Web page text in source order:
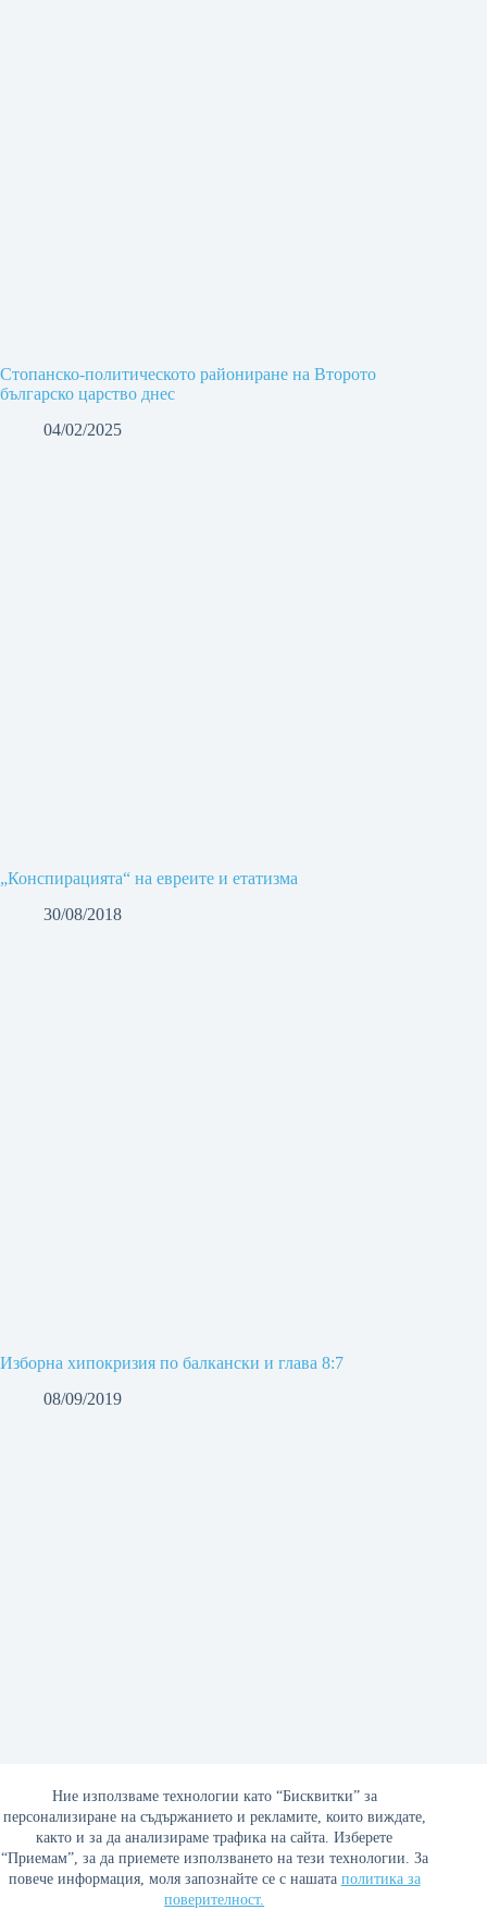
Ние използваме технологии като “Бисквитки” за
персонализиране на съдържанието и рекламите, които виждате,
както и за да анализираме трафика на сайта. Изберете
“Приемам”, за да приемете използването на тези технологии. За
повече информация, моля запознайте се с нашата политика за
поверителност.
Стопанско-политическото райониране на Второто
българско царство днес
04/02/2025
„Конспирацията“ на евреите и етатизма
30/08/2018
Изборна хипокризия по балкански и глава 8:7
08/09/2019
Фидел Кастро и Аугусто Пиночет, 1971 г.
07/09/2017